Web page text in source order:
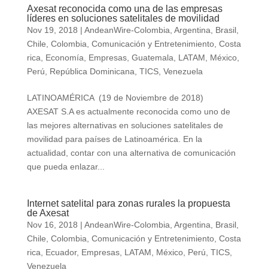
Axesat reconocida como una de las empresas
líderes en soluciones satelitales de movilidad
Nov 19, 2018 | AndeanWire-Colombia Argentina Brasil,
Chile Colombia Comunicación y Entretenimiento, Costa
rica
Economía Empresas, Guatemala LATAM México,
Perú
República Dominicana TICS, Venezuela
LATINOAMÉRICA (19 de Noviembre de 2018)
AXESAT S.A es actualmente reconocida como uno de
las mejores alternativas en soluciones satelitales de
movilidad para países de Latinoamérica. En la
actualidad, contar con una alternativa de comunicación
que pueda enlazar...
Internet satelital para zonas rurales la propuesta
de Axesat
Nov 16, 2018 | AndeanWire-Colombia Argentina Brasil,
Chile Colombia Comunicación y Entretenimiento, Costa
rica
Ecuador, Empresas, LATAM México, Perú TICS,
Venezuela